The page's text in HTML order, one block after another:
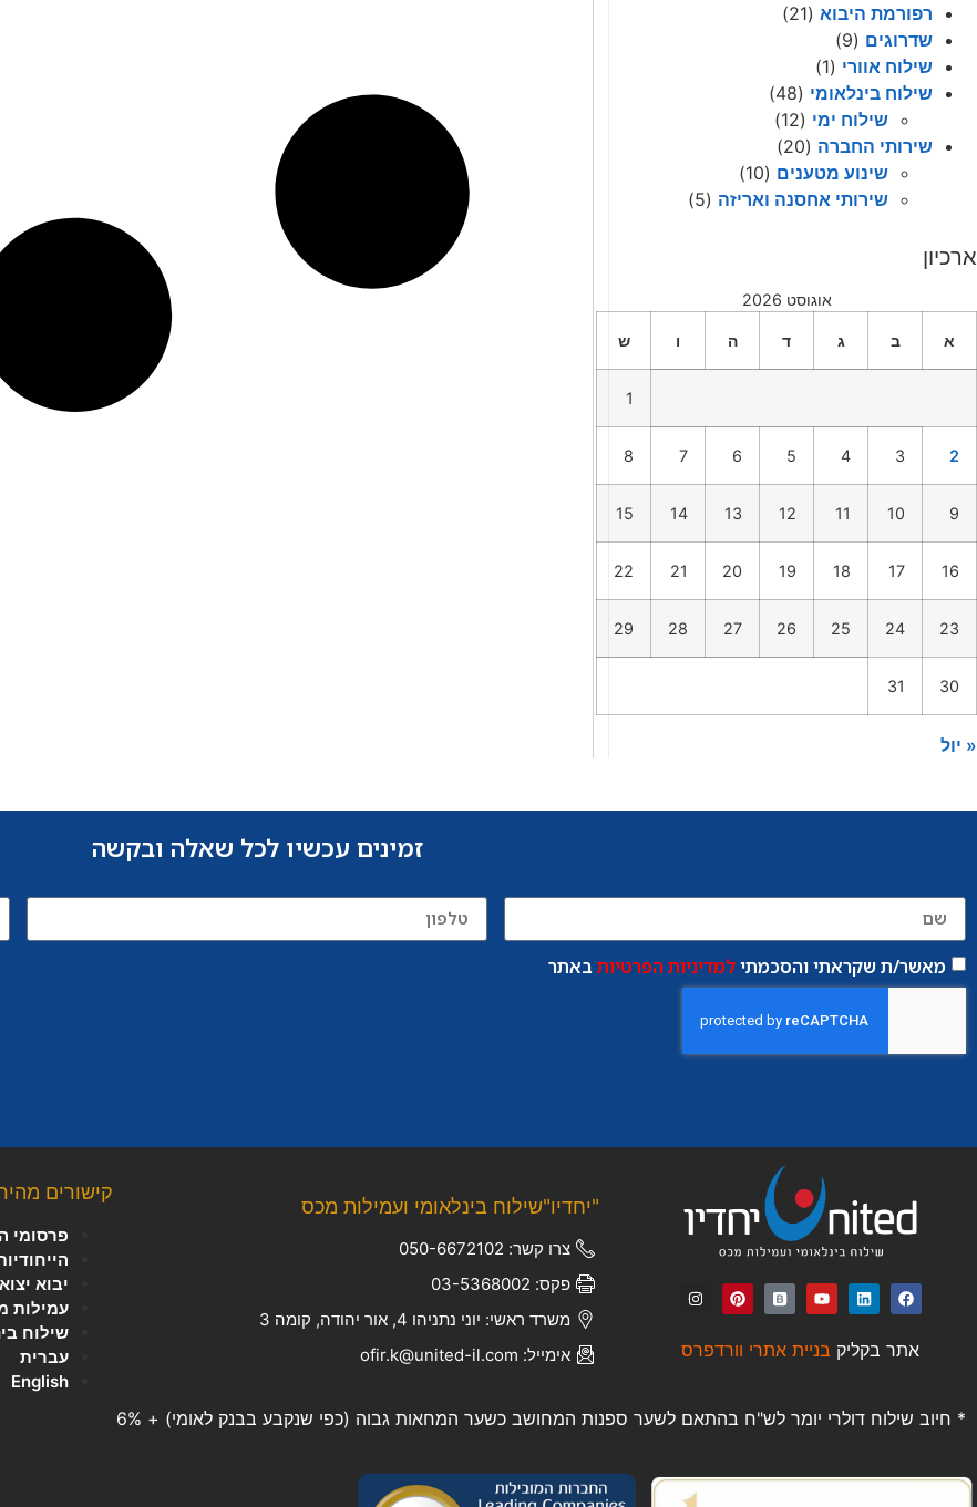
רפורמת היבוא (21)
שדרוגים (9)
שילוח אוורי (1)
שילוח בינלאומי (48)
שילוח ימי (12)
שירותי החברה (20)
שינוע מטענים (10)
שירותי אחסנה ואריזה (5)
ארכיון
אוגוסט 2026
א ב ג ד ה ו ש
1
2
3
4
5
6
7
8
9
10
11
12
13
14
15
16
17
18
19
20
21
22
23
24
25
26
27
28
29
30
31
« יול
זמינים עכשיו לכל שאלה ובקשה
מאשר/ת שקראתי והסכמתילמדיניות הפרטיותבאתר
אתר בקליק בניית אתרי וורדפרס
"יחדיו"שילוח בינלאומי ועמילות מכס
צרו קשר: 050-6672102
פקס: 03-5368002
משרד ראשי: יוני נתניהו 4, אור יהודה, קומה 3
אימייל: ofir.k@united-il.com
קישורים
פרסומי
יבוא יצוא
עמילות
שילוח
עברית
English
* חיוב שילוח דולרי יומר לש"ח בהתאם לשער ספנות המחושב כשער המחאות גבוה (כפי שנקבע בבנק לאומי) + 6%